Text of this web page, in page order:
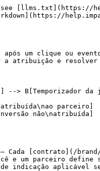
[llms.txt](https://
após um clique ou
a atribuição e resolver
Cada [contrato](/
e um parceiro
indicação aplicável